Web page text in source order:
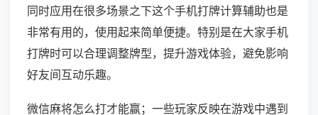
同时应用在很多场景之下这个手机打牌计算辅助也是
非常有用的，使用起来简单便捷。特别是在大家手机
打牌时可以合理调整牌型，提升游戏体验，避免影响
好友间互动乐趣。
微信麻将怎么打才能赢；一些玩家反映在游戏中遇到